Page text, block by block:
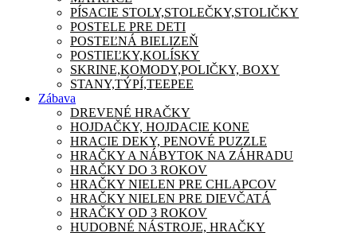
PÍSACIE STOLY,STOLEČKY,STOLIČKY
POSTELE PRE DETI
POSTEĽNÁ BIELIZEŇ
POSTIEĽKY,KOLÍSKY
SKRINE,KOMODY,POLIČKY, BOXY
STANY,TÝPÍ,TEEPEE
Zábava
DREVENÉ HRAČKY
HOJDAČKY, HOJDACIE KONE
HRACIE DEKY, PENOVÉ PUZZLE
HRAČKY A NÁBYTOK NA ZÁHRADU
HRAČKY DO 3 ROKOV
HRAČKY NIELEN PRE CHLAPCOV
HRAČKY NIELEN PRE DIEVČATÁ
HRAČKY OD 3 ROKOV
HUDOBNÉ NÁSTROJE, HRAČKY